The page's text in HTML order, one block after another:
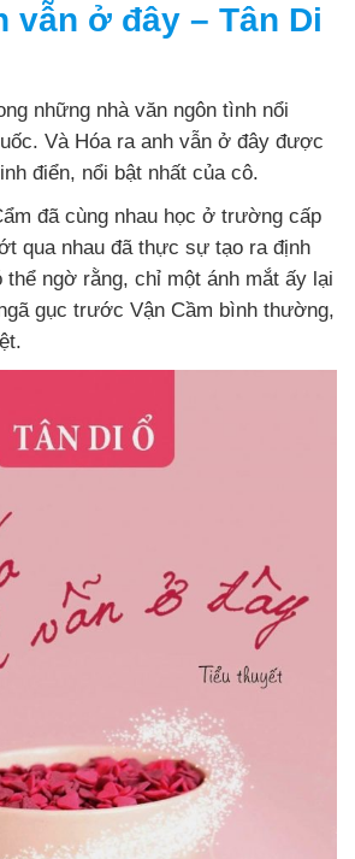
vẫn ở đây – Tân Di
những nhà văn ngôn tình nổi
Và Hóa ra anh vẫn ở đây được
điển, nổi bật nhất của cô.
đã cùng nhau học ở trường cấp
qua nhau đã thực sự tạo ra định
thể ngờ rằng, chỉ một ánh mắt ấy lại
gục trước Vận Cầm bình thường,